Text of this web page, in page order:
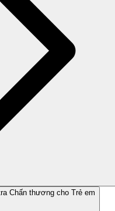
Chấn thương cho Trẻ em